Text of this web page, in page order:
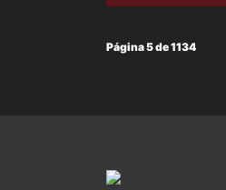
Página 5 de 1134